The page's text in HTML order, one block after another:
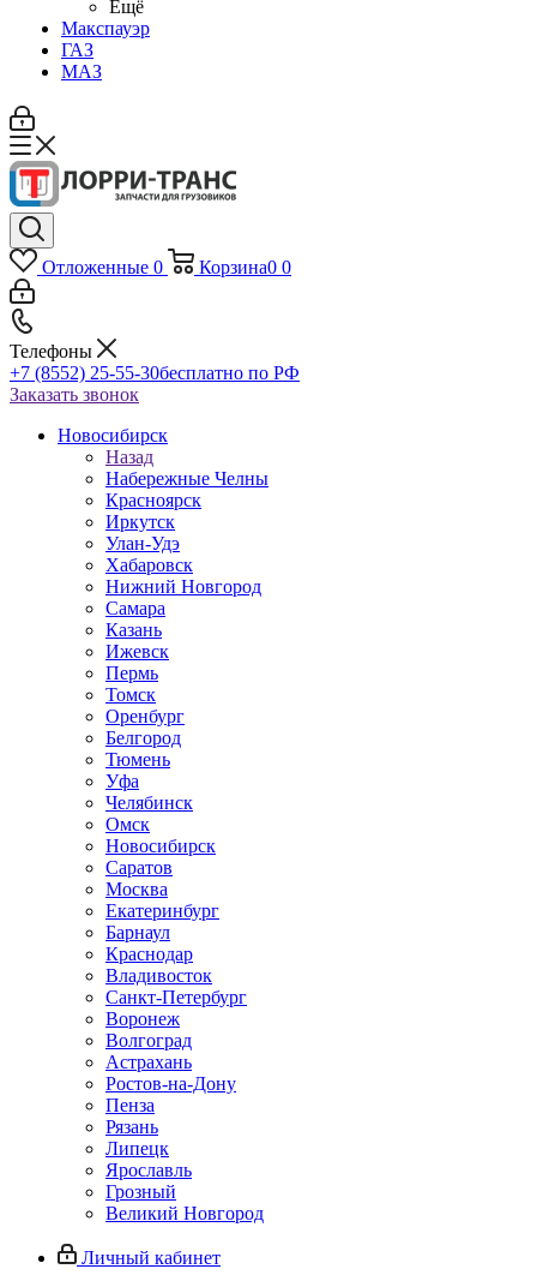
Ещё
Макспауэр
ГАЗ
МАЗ
Отложенные 0 Корзина0 0
Телефоны
+7 (8552) 25-55-30бесплатно по РФ
Заказать звонок
Новосибирск
Назад
Набережные Челны
Красноярск
Иркутск
Улан-Удэ
Хабаровск
Нижний Новгород
Самара
Казань
Ижевск
Пермь
Томск
Оренбург
Белгород
Тюмень
Уфа
Челябинск
Омск
Новосибирск
Саратов
Москва
Екатеринбург
Барнаул
Краснодар
Владивосток
Санкт-Петербург
Воронеж
Волгоград
Астрахань
Ростов-на-Дону
Пенза
Рязань
Липецк
Ярославль
Грозный
Великий Новгород
Личный кабинет